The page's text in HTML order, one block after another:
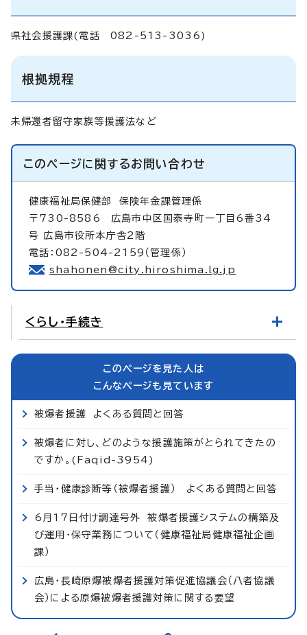
県社会援護課(電話 082-513-3036)
根拠規程
未帰還者留守家族等援護法など
このページに関するお問い合わせ
健康福祉局保健部 保険年金課管理係
〒730-8586 広島市中区国泰寺町一丁目6番34
号 広島市役所本庁舎2階
電話：082-504-2159（管理係）
shahonen@city.hiroshima.lg.jp
くらし・手続き
このページを見た人は
こんなページも見ています
被爆者援護 よくある質問と回答
被爆者に対し、どのような援護施策がとられてきたの
ですか。(Faqid-3954)
手当・健康診断等（被爆者援護） よくある質問と回答
6月17日付け調達号外 被爆者援護システムの構築及
び運用・保守業務について（健康福祉局健康福祉企画
課）
広島・長崎原爆被爆者援護対策促進協議会（八者協議
会）による原爆被爆者援護対策に関する要望